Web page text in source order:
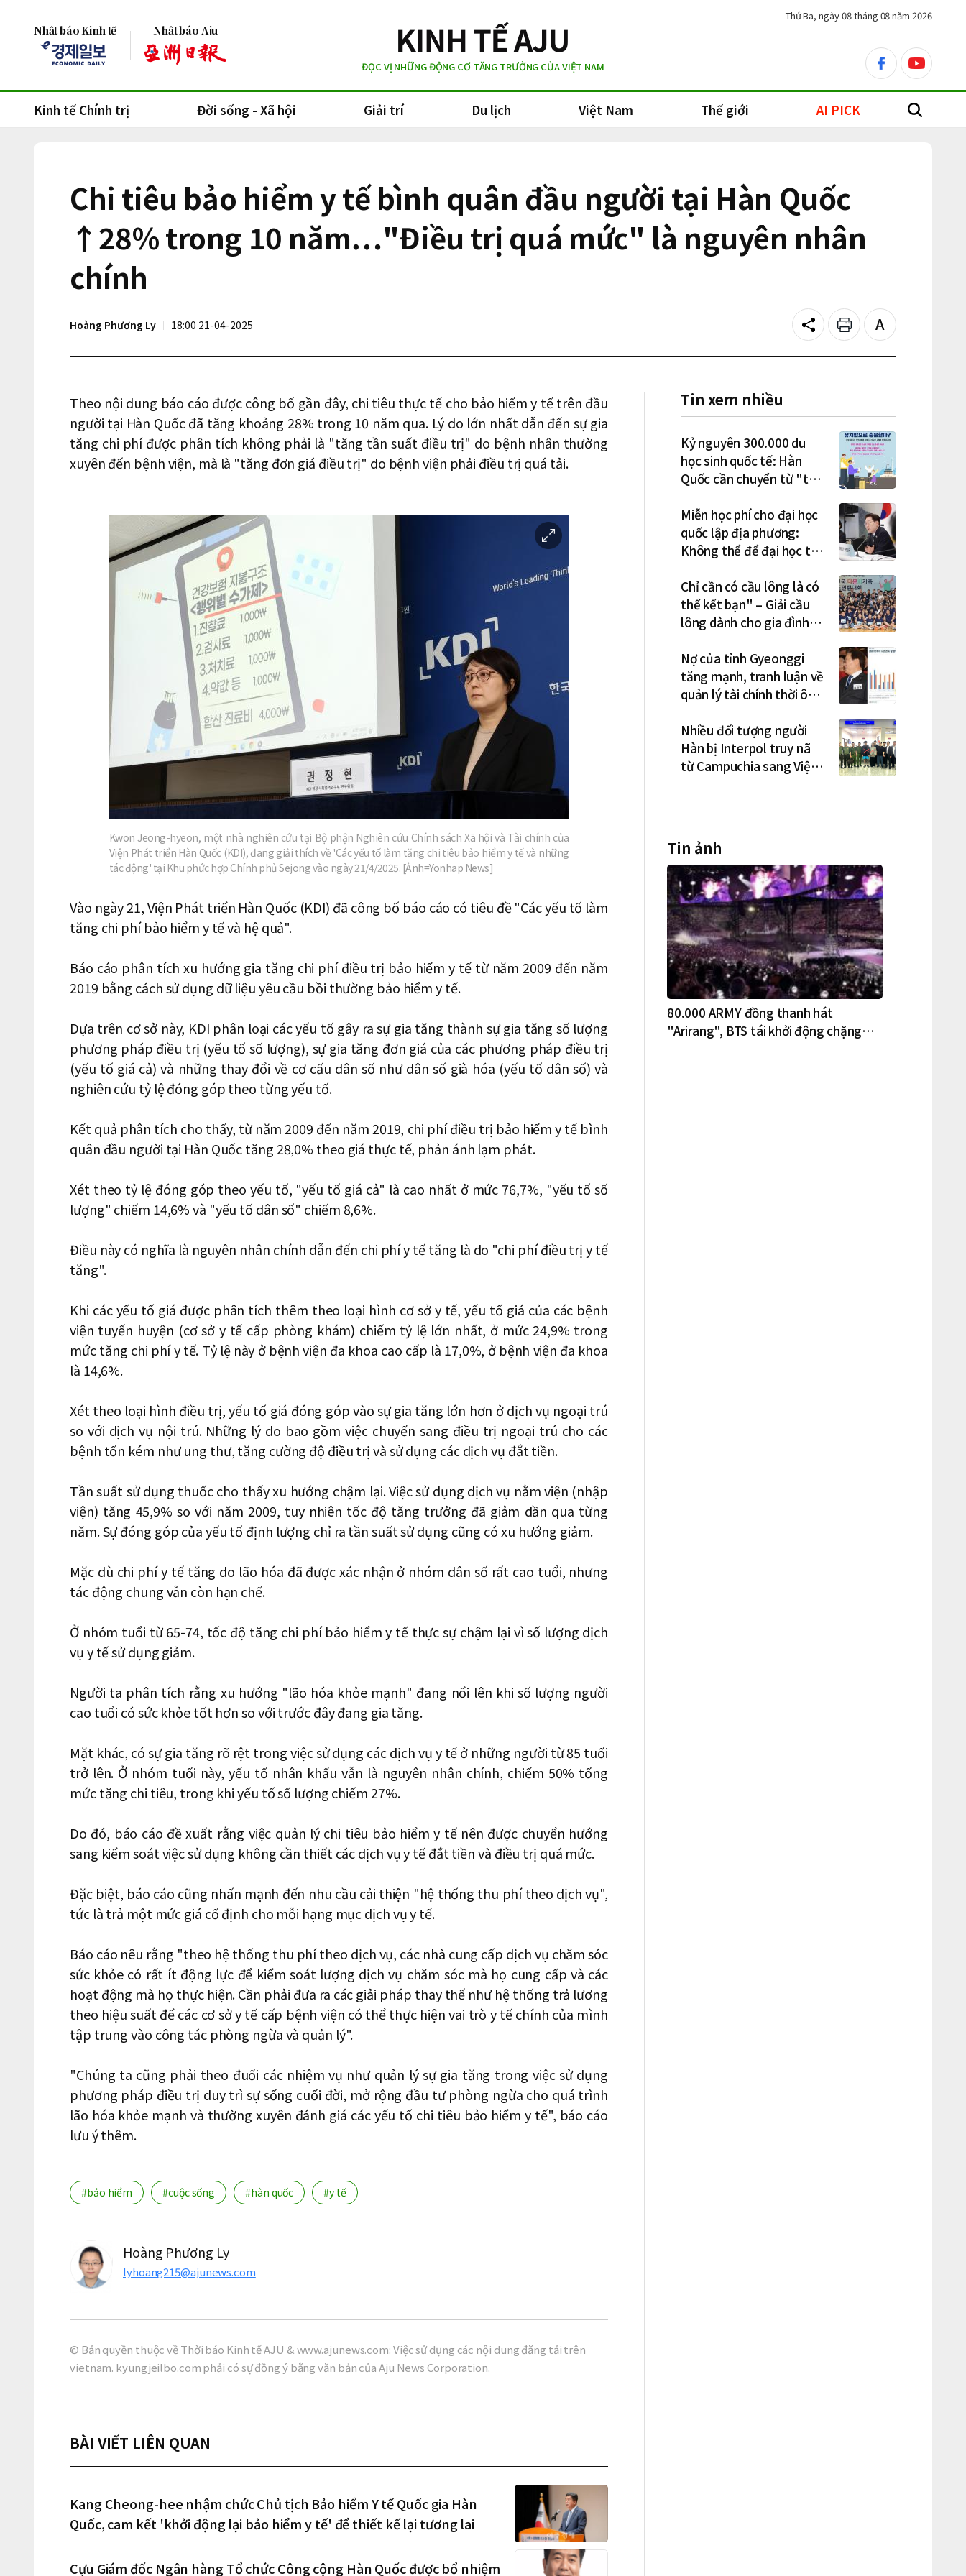
Nhật báo Kinh tế Nhật báo Aju
ĐỌC VỊ NHỮNG ĐỘNG CƠ TĂNG TRƯỞNG CỦA VIỆT NAM
facebookyoutube
Thứ Ba, ngày 08 tháng 08 năm 2026
Kinh tế Chính trị Đời sống - Xã hội Giải trí Du lịch Việt Nam Thế giới AI PICK search
Chi tiêu bảo hiểm y tế bình quân đầu người tại Hàn Quốc
↑28% trong 10 năm…"Điều trị quá mức" là nguyên nhân
chính
Hoàng Phương Ly 18:00 21-04-2025 Share Print
Text
size
Theo nội dung báo cáo được công bố gần đây, chi tiêu thực tế cho bảo hiểm y tế trên đầu
người tại Hàn Quốc đã tăng khoảng 28% trong 10 năm qua. Lý do lớn nhất dẫn đến sự gia
tăng chi phí được phân tích không phải là "tăng tần suất điều trị" do bệnh nhân thường
xuyên đến bệnh viện, mà là "tăng đơn giá điều trị" do bệnh viện phải điều trị quá tải.
이
미
지
Kwon Jeong-hyeon, một nhà nghiên cứu tại Bộ phận Nghiên cứu Chính sách Xã hội và Tài chính của
Viện Phát triển Hàn Quốc (KDI), đang giải thích về 'Các yếu tố làm tăng chi tiêu bảo hiểm y tế và những
tác động' tại Khu phức hợp Chính phủ Sejong vào ngày 21/4/2025. [Ảnh=Yonhap News]
Vào ngày 21, Viện Phát triển Hàn Quốc (KDI) đã công bố báo cáo có tiêu đề "Các yếu tố làm
tăng chi phí bảo hiểm y tế và hệ quả".
Báo cáo phân tích xu hướng gia tăng chi phí điều trị bảo hiểm y tế từ năm 2009 đến năm
2019 bằng cách sử dụng dữ liệu yêu cầu bồi thường bảo hiểm y tế.
Dựa trên cơ sở này, KDI phân loại các yếu tố gây ra sự gia tăng thành sự gia tăng số lượng
phương pháp điều trị (yếu tố số lượng), sự gia tăng đơn giá của các phương pháp điều trị
(yếu tố giá cả) và những thay đổi về cơ cấu dân số như dân số già hóa (yếu tố dân số) và
nghiên cứu tỷ lệ đóng góp theo từng yếu tố.
Kết quả phân tích cho thấy, từ năm 2009 đến năm 2019, chi phí điều trị bảo hiểm y tế bình
quân đầu người tại Hàn Quốc tăng 28,0% theo giá thực tế, phản ánh lạm phát.
Xét theo tỷ lệ đóng góp theo yếu tố, "yếu tố giá cả" là cao nhất ở mức 76,7%, "yếu tố số
lượng" chiếm 14,6% và "yếu tố dân số" chiếm 8,6%.
Điều này có nghĩa là nguyên nhân chính dẫn đến chi phí y tế tăng là do "chi phí điều trị y tế
tăng".
Khi các yếu tố giá được phân tích thêm theo loại hình cơ sở y tế, yếu tố giá của các bệnh
viện tuyến huyện (cơ sở y tế cấp phòng khám) chiếm tỷ lệ lớn nhất, ở mức 24,9% trong
mức tăng chi phí y tế. Tỷ lệ này ở bệnh viện đa khoa cao cấp là 17,0%, ở bệnh viện đa khoa
là 14,6%.
Xét theo loại hình điều trị, yếu tố giá đóng góp vào sự gia tăng lớn hơn ở dịch vụ ngoại trú
so với dịch vụ nội trú. Những lý do bao gồm việc chuyển sang điều trị ngoại trú cho các
bệnh tốn kém như ung thư, tăng cường độ điều trị và sử dụng các dịch vụ đắt tiền.
Tần suất sử dụng thuốc cho thấy xu hướng chậm lại. Việc sử dụng dịch vụ nằm viện (nhập
viện) tăng 45,9% so với năm 2009, tuy nhiên tốc độ tăng trưởng đã giảm dần qua từng
năm. Sự đóng góp của yếu tố định lượng chỉ ra tần suất sử dụng cũng có xu hướng giảm.
Mặc dù chi phí y tế tăng do lão hóa đã được xác nhận ở nhóm dân số rất cao tuổi, nhưng
tác động chung vẫn còn hạn chế.
Ở nhóm tuổi từ 65-74, tốc độ tăng chi phí bảo hiểm y tế thực sự chậm lại vì số lượng dịch
vụ y tế sử dụng giảm.
Người ta phân tích rằng xu hướng "lão hóa khỏe mạnh" đang nổi lên khi số lượng người
cao tuổi có sức khỏe tốt hơn so với trước đây đang gia tăng.
Mặt khác, có sự gia tăng rõ rệt trong việc sử dụng các dịch vụ y tế ở những người từ 85 tuổi
trở lên. Ở nhóm tuổi này, yếu tố nhân khẩu vẫn là nguyên nhân chính, chiếm 50% tổng
mức tăng chi tiêu, trong khi yếu tố số lượng chiếm 27%.
Do đó, báo cáo đề xuất rằng việc quản lý chi tiêu bảo hiểm y tế nên được chuyển hướng
sang kiểm soát việc sử dụng không cần thiết các dịch vụ y tế đắt tiền và điều trị quá mức.
Đặc biệt, báo cáo cũng nhấn mạnh đến nhu cầu cải thiện "hệ thống thu phí theo dịch vụ",
tức là trả một mức giá cố định cho mỗi hạng mục dịch vụ y tế.
Báo cáo nêu rằng "theo hệ thống thu phí theo dịch vụ, các nhà cung cấp dịch vụ chăm sóc
sức khỏe có rất ít động lực để kiểm soát lượng dịch vụ chăm sóc mà họ cung cấp và các
hoạt động mà họ thực hiện. Cần phải đưa ra các giải pháp thay thế như hệ thống trả lương
theo hiệu suất để các cơ sở y tế cấp bệnh viện có thể thực hiện vai trò y tế chính của mình
tập trung vào công tác phòng ngừa và quản lý".
"Chúng ta cũng phải theo đuổi các nhiệm vụ như quản lý sự gia tăng trong việc sử dụng
phương pháp điều trị duy trì sự sống cuối đời, mở rộng đầu tư phòng ngừa cho quá trình
lão hóa khỏe mạnh và thường xuyên đánh giá các yếu tố chi tiêu bảo hiểm y tế", báo cáo
lưu ý thêm.
#bảo hiểm #cuộc sống #hàn quốc #y tế
Hoàng Phương Ly
lyhoang215@ajunews.com
© Bản quyền thuộc về Thời báo Kinh tế AJU & www.ajunews.com: Việc sử dụng các nội dung đăng tải trên
vietnam. kyungjeilbo.com phải có sự đồng ý bằng văn bản của Aju News Corporation.
BÀI VIẾT LIÊN QUAN
Kang Cheong-hee nhậm chức Chủ tịch Bảo hiểm Y tế Quốc gia Hàn
Quốc, cam kết 'khởi động lại bảo hiểm y tế' để thiết kế lại tương lai
Cựu Giám đốc Ngân hàng Tổ chức Công cộng Hàn Quốc được bổ nhiệm
Tin xem nhiều
Kỷ nguyên 300.000 du
học sinh quốc tế: Hàn
Quốc cần chuyển từ "thu
việc làm – định cư"
Miễn học phí cho đại học
quốc lập địa phương:
Không thể để đại học tư
Chỉ cần có cầu lông là có
thể kết bạn" – Giải cầu
lông dành cho gia đình
Nợ của tỉnh Gyeonggi
tăng mạnh, tranh luận về
quản lý tài chính thời ông
Nhiều đối tượng người
Hàn bị Interpol truy nã
từ Campuchia sang Việt
Tin ảnh
80.000 ARMY đồng thanh hát
"Arirang", BTS tái khởi động chặng